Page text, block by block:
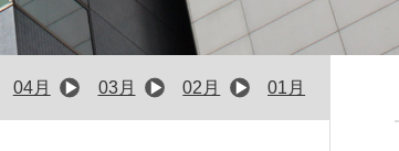
04月 03月 02月 01月